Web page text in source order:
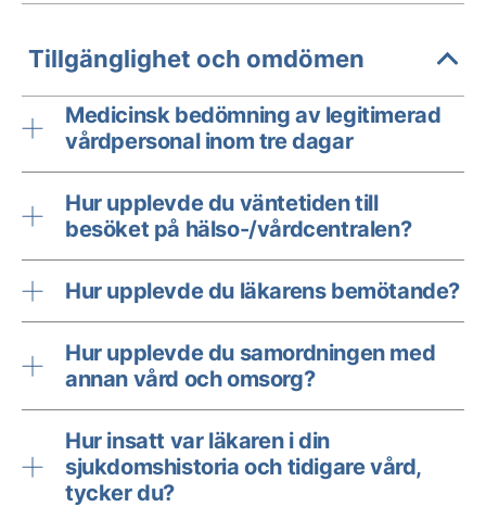
Tillgänglighet och omdömen
Medicinsk bedömning av legitimerad
vårdpersonal inom tre dagar
Hur upplevde du väntetiden till
besöket på hälso-/vårdcentralen?
Hur upplevde du läkarens bemötande?
Hur upplevde du samordningen med
annan vård och omsorg?
Hur insatt var läkaren i din
sjukdomshistoria och tidigare vård,
tycker du?